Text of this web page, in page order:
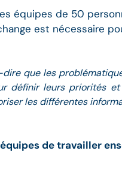
équipes de 50
est nécessaire
que les
définir leurs priorités
les différentes
de travailler